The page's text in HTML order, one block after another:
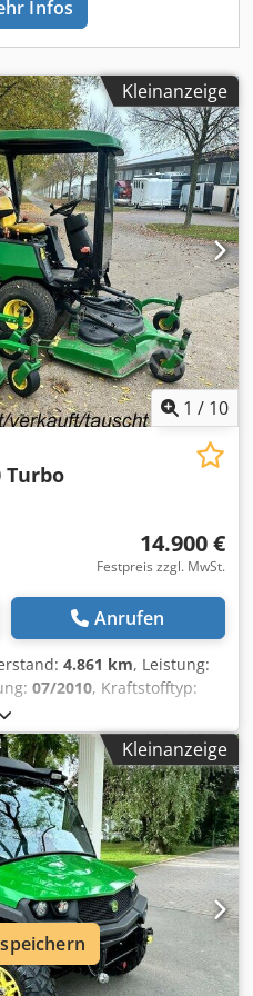
bei Kauf des Fahrzeuges
Zwischenverkauf
Infos
Kleinanzeige
1 / 10
Turbo
14.900 €
Festpreis zzgl. MwSt.
Anrufen
4.861 km, Leistung:
07/2010, Kraftstofftyp:
1, Betriebsstunden:4.861
, , Diesel Allrad 44 kW
1 Sitzplatz
Großflächenmäher
DER ZUSTAND UND DAS
DER PREIS STEHT AN
Fragen steht Ihnen gerne
Verfügung. //*TAUSCH,
IHRES FAHRZEUGES,
Angaben ohne
Sie auf unserer
und angegebenen Daten
Kleinanzeige